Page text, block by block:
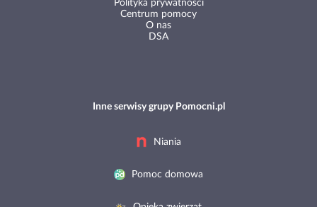
Polityka prywatności
Centrum pomocy
O nas
DSA
Inne serwisy grupy Pomocni.pl
Niania
Pomoc domowa